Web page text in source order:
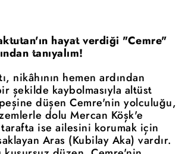
hayat verdiği "Cemre"
tanıyalım!
nikâhının hemen ardından
şekilde kaybolmasıyla altüst
düşen Cemre'nin yolculuğu,
dolu Mercan Köşk'e
ise ailesini korumak için
Aras (Kubilay Aka) vardır.